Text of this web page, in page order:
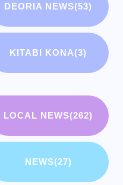
DEORIA NEWS(53)
KITABI KONA(3)
LOCAL NEWS(262)
NEWS(27)